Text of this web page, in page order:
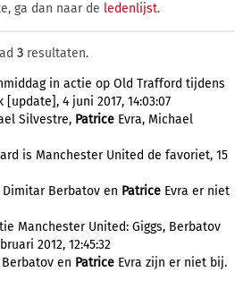
ga dan naar de ledenlijst.
3 resultaten.
in actie op Old Trafford tijdens
4 juni 2017, 14:03:07
Silvestre, Patrice Evra, Michael
is Manchester United de favoriet, 15
Dimitar Berbatov en Patrice Evra er niet
Manchester United: Giggs, Berbatov
2012, 12:45:32
Berbatov en Patrice Evra zijn er niet bij.